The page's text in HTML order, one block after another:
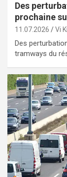
Des
prochaine
11.07.2026 Vi
Des
tramways du